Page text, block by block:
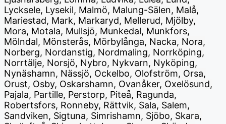
Lycksele, Lysekil, Malmö, Malung-Sälen, Malå,
Mariestad, Mark, Markaryd, Mellerud, Mjölby,
Mora, Motala, Mullsjö, Munkedal, Munkfors,
Mölndal, Mönsterås, Mörbylånga, Nacka, Nora,
Norberg, Nordanstig, Nordmaling, Norrköping,
Norrtälje, Norsjö, Nybro, Nykvarn, Nyköping,
Nynäshamn, Nässjö, Ockelbo, Olofström, Orsa,
Orust, Osby, Oskarshamn, Ovanåker, Oxelösund,
Pajala, Partille, Perstorp, Piteå, Ragunda,
Robertsfors, Ronneby, Rättvik, Sala, Salem,
Sandviken, Sigtuna, Simrishamn, Sjöbo, Skara,